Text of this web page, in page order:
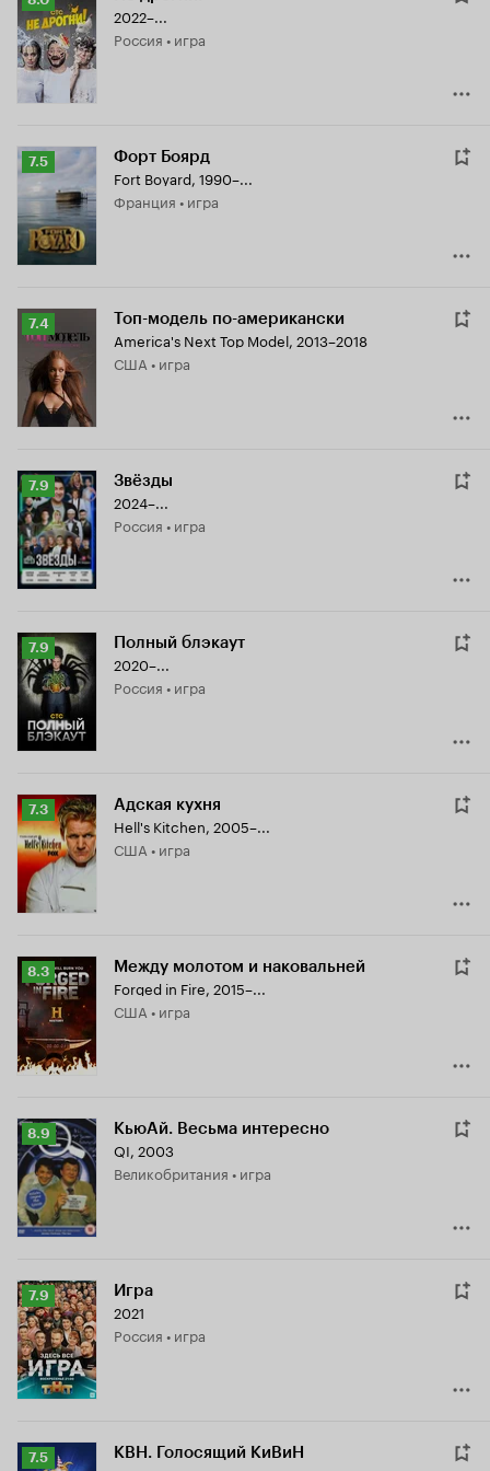
Кинопоиска
8.0
2022–...
Россия • игра
Рейтинг
Кинопоиска
7.5
7.5 Форт Боярд
Fort Boyard, 1990–...
Франция • игра
Рейтинг
Кинопоиска
7.4
7.4 Топ-модель по-американски
America's Next Top Model, 2013–2018
США • игра
Рейтинг
Кинопоиска
7.9
7.9 Звёзды
2024–...
Россия • игра
Рейтинг
Кинопоиска
7.9
7.9 Полный блэкаут
2020–...
Россия • игра
Рейтинг
Кинопоиска
7.3
7.3 Адская кухня
Hell's Kitchen, 2005–...
США • игра
Рейтинг
Кинопоиска
8.3
8.3 Между молотом и наковальней
Forged in Fire, 2015–...
США • игра
Рейтинг
Кинопоиска
8.9
8.9 КьюАй. Весьма интересно
QI, 2003
Великобритания • игра
Рейтинг
Кинопоиска
7.9
7.9 Игра
2021
Россия • игра
Рейтинг
7.5 КВН. Голосящий КиВиН